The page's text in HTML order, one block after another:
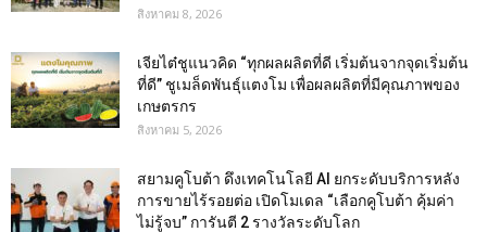
สิงหาคม 8, 2026
เจียไต๋ชูแนวคิด “ทุกผลผลิตที่ดี เริ่มต้นจากจุดเริ่มต้น
ที่ดี” ชูเมล็ดพันธุ์แตงโม เพื่อผลผลิตที่มีคุณภาพของ
เกษตรกร
สิงหาคม 5, 2026
สยามคูโบต้า ดึงเทคโนโลยี AI ยกระดับบริการหลัง
การขายไร้รอยต่อ เปิดโมเดล “เลือกคูโบต้า คุ้มค่า
ไม่รู้จบ” การันตี 2 รางวัลระดับโลก